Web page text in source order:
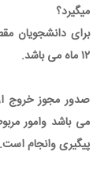
میگیرد؟
۱۲ ماه می باشد.
صدور مجوز خروج
می باشد وامور
پیگیری وانجام است.